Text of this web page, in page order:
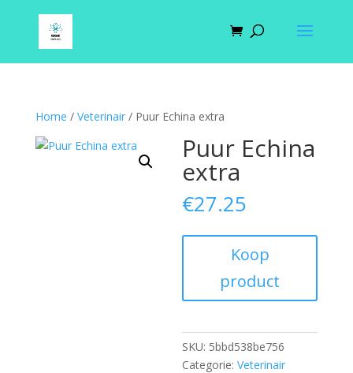
Home / Veterinair/ Puur Echina extra
Puur Echina
extra
€27.25
Koop
product
SKU: 5bbd538be756
Categorie:Veterinair